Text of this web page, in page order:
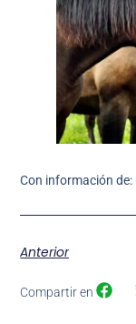
Con información de:
Anterior
Compartir en